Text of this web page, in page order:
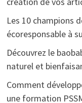
Les 10 champions
écoresponsable à
Découvrez le
naturel et
Comment
une formation